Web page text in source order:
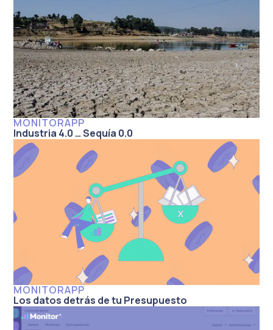
MONITORAPP
Industria 4.0 … Sequía 0.0
MONITORAPP
Los datos detrás de tu Presupuesto